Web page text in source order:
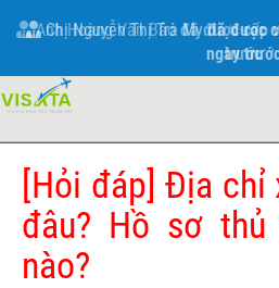
THÔNG TIN
TRANG CHỦ
[Hỏi đáp] Địa chỉ
đâu? Hồ sơ
nào?
Chị Nguyễn Thị Trà Myđã được
ngày